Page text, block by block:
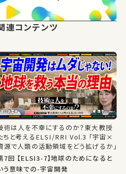
連コンテンツ
術は人を不幸にするのか？東大教授
ちと考えるELSI/RRI Vol.3 「宇宙×
源で人類の活動領域をどう拡げるか」
7】地球のためになると
う意味での-宇宙開発